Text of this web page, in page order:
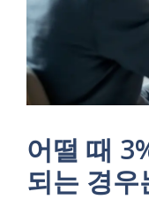
어떨 때
되는 경우